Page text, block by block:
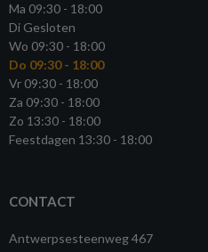
Ma 09:30 - 18:00
Di Gesloten
Wo 09:30 - 18:00
Do 09:30 - 18:00
Vr 09:30 - 18:00
Za 09:30 - 18:00
Zo 13:30 - 18:00
Feestdagen 13:30 - 18:00
CONTACT
Antwerpsesteenweg 467